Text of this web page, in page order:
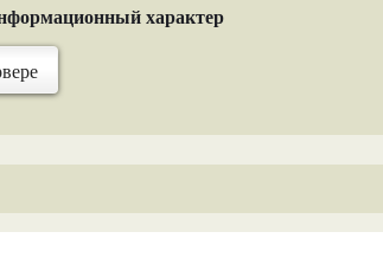
характер